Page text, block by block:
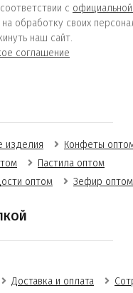
с
обработку своих
наш сайт.
соглашение
изделия
Конфеты
Пастила оптом
оптом
Зефир оптом
Доставка и оплата